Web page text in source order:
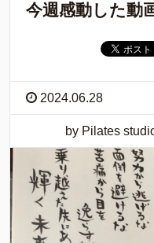
今週感動した動
2024.06.28
by Pilates